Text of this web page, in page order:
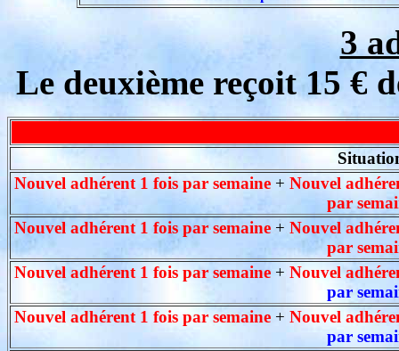
3
Le deuxième reçoit 15 €
Nouvel adhérent 1 fois par semaine+ Nouvel
par
Nouvel adhérent 1 fois par semaine+ Nouvel
par
Nouvel adhérent 1 fois par semaine + Nouvel
par
Nouvel adhérent 1 fois par semaine + Nouvel
par